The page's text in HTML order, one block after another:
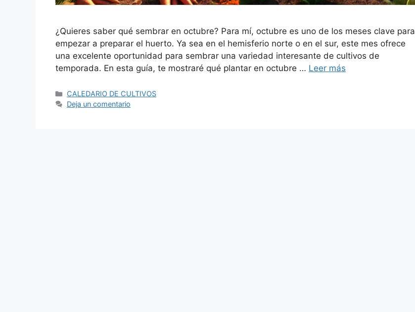
¿Quieres saber qué sembrar en octubre? Para mí, octubre es uno de los meses clave para
empezar a preparar el huerto. Ya sea en el hemisferio norte o en el sur, este mes ofrece
una excelente oportunidad para sembrar una variedad interesante de cultivos de
temporada. En esta guía, te mostraré qué plantar en octubre … Leer más
Categorías
CALEDARIO DE CULTIVOS
Deja un comentario